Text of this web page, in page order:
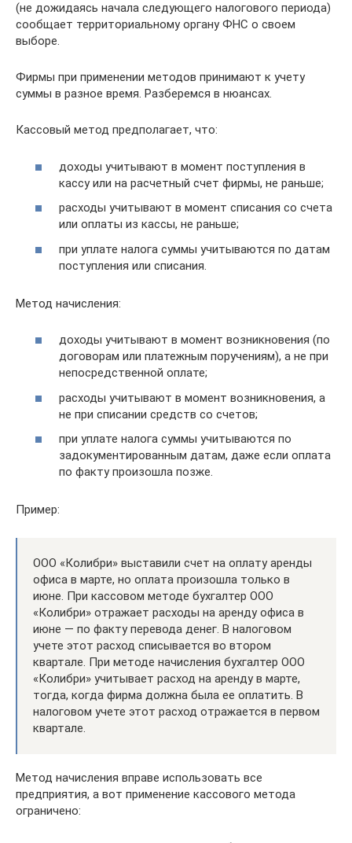
(не дожидаясь начала следующего налогового периода)
сообщает территориальному органу ФНС о своем
выборе.
Фирмы при применении методов принимают к учету
суммы в разное время. Разберемся в нюансах.
Кассовый метод предполагает, что:
доходы учитывают в момент поступления в
кассу или на расчетный счет фирмы, не раньше;
расходы учитывают в момент списания со счета
или оплаты из кассы, не раньше;
при уплате налога суммы учитываются по датам
поступления или списания.
Метод начисления:
доходы учитывают в момент возникновения (по
договорам или платежным поручениям), а не при
непосредственной оплате;
расходы учитывают в момент возникновения, а
не при списании средств со счетов;
при уплате налога суммы учитываются по
задокументированным датам, даже если оплата
по факту произошла позже.
Пример:
ООО «Колибри» выставили счет на оплату аренды
офиса в марте, но оплата произошла только в
июне. При кассовом методе бухгалтер ООО
«Колибри» отражает расходы на аренду офиса в
июне — по факту перевода денег. В налоговом
учете этот расход списывается во втором
квартале. При методе начисления бухгалтер ООО
«Колибри» учитывает расход на аренду в марте,
тогда, когда фирма должна была ее оплатить. В
налоговом учете этот расход отражается в первом
квартале.
Метод начисления вправе использовать все
предприятия, а вот применение кассового метода
ограничено: